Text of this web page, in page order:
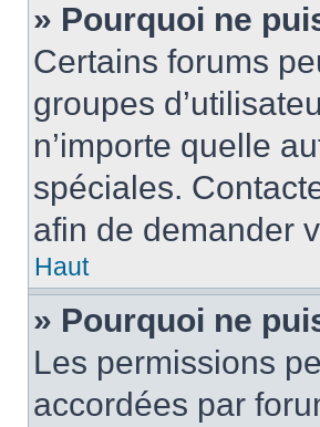
» Pourquoi ne
Certains forums
groupes
n’importe quelle
spéciales.
afin de demander
Haut
» Pourquoi ne
Les permissions
accordées par